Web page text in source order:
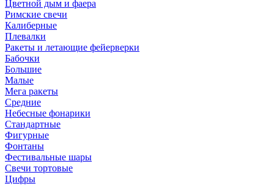
Цветной дым и фаера
Римские свечи
Калиберные
Плевалки
Ракеты и летающие фейерверки
Бабочки
Большие
Малые
Мега ракеты
Средние
Небесные фонарики
Стандартные
Фигурные
Фонтаны
Фестивальные шары
Свечи тортовые
Цифры